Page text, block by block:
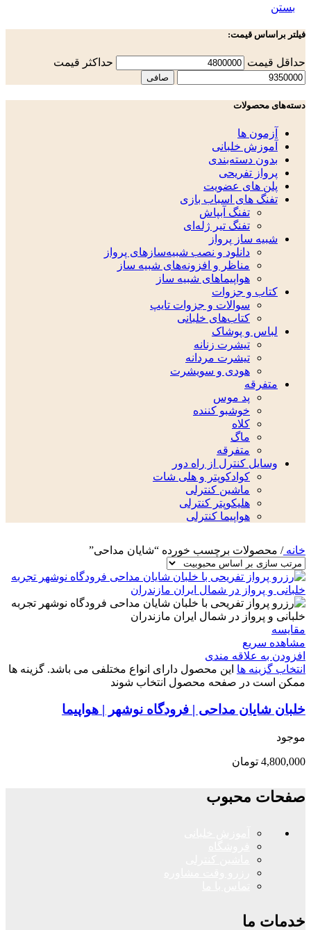
بستن
فیلتر براساس قیمت:
حداقل قیمت حداكثر قيمت
صافی
دسته‌های محصولات
آزمون ها
آموزش خلبانی
بدون دسته‌بندی
پرواز تفریحی
پلن های عضویت
تفنگ های اسباب بازی
تفنگ آبپاش
تفنگ تیر ژله‌ای
شبیه ساز پرواز
دانلود و نصب شبیه‌سازهای پرواز
مناظر و افزونه‌های شبیه ساز
هواپیماهای شبیه ساز
کتاب و جزوات
سوالات و جزوات تایپ
کتاب‌های خلبانی
لباس و پوشاک
تیشرت زنانه
تیشرت مردانه
هودی و سویشرت
متفرقه
پد موس
خوشبو کننده
کلاه
ماگ
متفرقه
وسایل کنترل از راه دور
کوادکوپتر و هلی شات
ماشین کنترلی
هلیکوپتر کنترلی
هواپیما کنترلی
خانه/ محصولات برچسب خورده “شایان مداحی”
مقایسه
مشاهده سریع
افزودن به علاقه مندی
انتخاب گزینه ها این محصول دارای انواع مختلفی می باشد. گزینه ها
ممکن است در صفحه محصول انتخاب شوند
خلبان شایان مداحی | فرودگاه‌ نوشهر | هواپیما
موجود
4,800,000 تومان
صفحات محبوب
خدمات ما